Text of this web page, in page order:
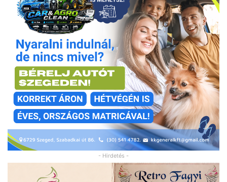
- Hirdetés -